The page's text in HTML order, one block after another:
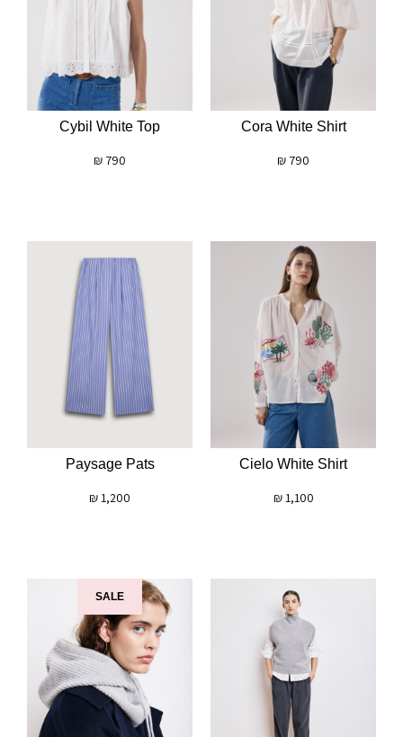
Cora White Shirt
790
₪
Cybil White Top
790
₪
Cielo White Shirt
1,100
₪
Paysage Pats
1,200
₪
SALE